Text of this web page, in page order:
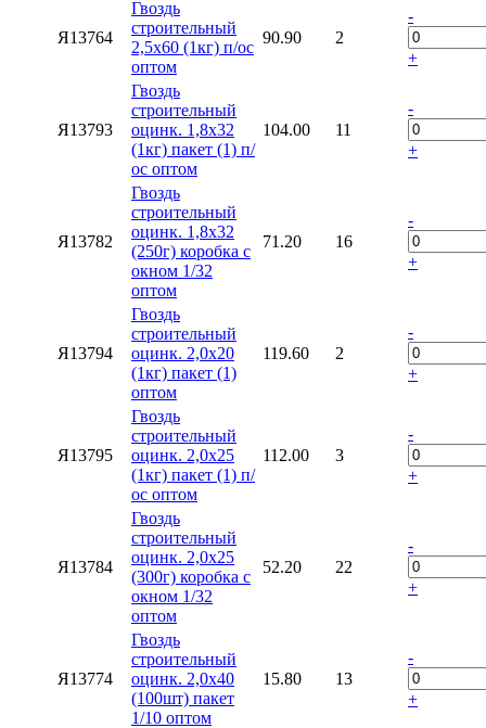
Я13764
Гвоздь
строительный
2,5х60 (1кг) п/ос
оптом
90.90 2
-
+
Я13793
Гвоздь
строительный
оцинк. 1,8х32
(1кг) пакет (1) п/
ос оптом
104.00 11
-
+
Я13782
Гвоздь
строительный
оцинк. 1,8х32
(250г) коробка с
окном 1/32
оптом
71.20 16
-
+
Я13794
Гвоздь
строительный
оцинк. 2,0х20
(1кг) пакет (1)
оптом
119.60 2
-
+
Я13795
Гвоздь
строительный
оцинк. 2,0х25
(1кг) пакет (1) п/
ос оптом
112.00 3
-
+
Я13784
Гвоздь
строительный
оцинк. 2,0х25
(300г) коробка с
окном 1/32
оптом
52.20 22
-
+
Я13774
Гвоздь
строительный
оцинк. 2,0х40
(100шт) пакет
1/10 оптом
15.80 13
-
+